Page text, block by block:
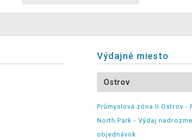
Výdajné miesto
Průmyslová zóna II Ostrov -
North Park - Výdaj
objednávok